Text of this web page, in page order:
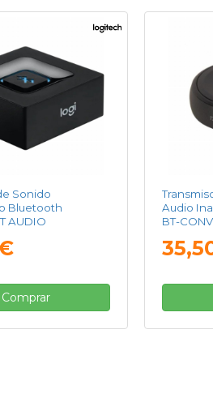
Sonido
Bluetooth
AUDIO
Comprar
Audio
BT-